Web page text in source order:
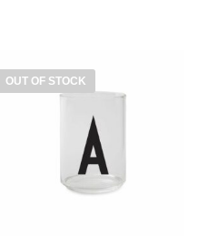
OUT OF STOCK